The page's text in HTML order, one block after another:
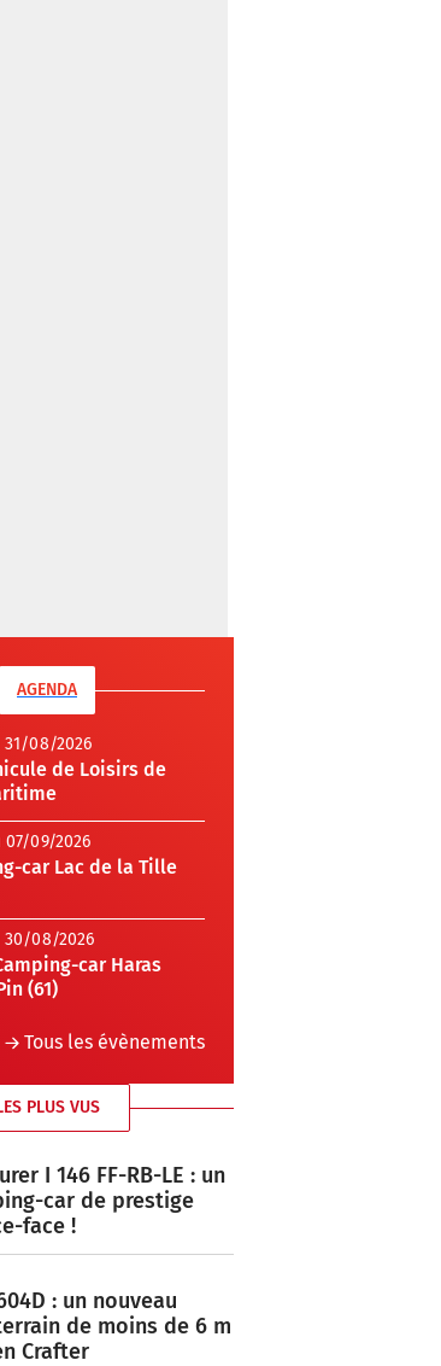
AGENDA
08/2026
de Loisirs de
09/2026
car Lac de la Tille
30/08/2026
car Haras
(61)
Tous les évènements
PLUS VUS
I 146 FF-RB-LE : un
car de prestige
face !
: un nouveau
de moins de 6 m
Crafter